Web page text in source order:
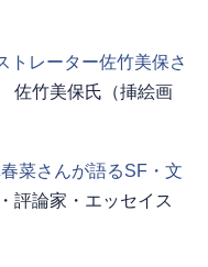
トレーター佐竹美保さ
佐竹美保氏（挿絵画
春菜さんが語るSF・文
評論家・エッセイス